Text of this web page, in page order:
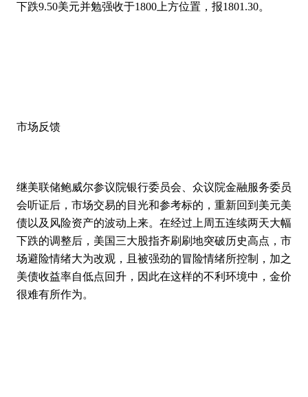
下跌9.50美元并勉强收于1800上方位置，报1801.30。
市场反馈
继美联储鲍威尔参议院银行委员会、众议院金融服务委员
会听证后，市场交易的目光和参考标的，重新回到美元美
债以及风险资产的波动上来。在经过上周五连续两天大幅
下跌的调整后，美国三大股指齐刷刷地突破历史高点，市
场避险情绪大为改观，且被强劲的冒险情绪所控制，加之
美债收益率自低点回升，因此在这样的不利环境中，金价
很难有所作为。